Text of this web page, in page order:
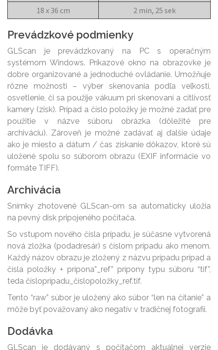
18 x 36 cm
2 min, 25 sek
Prevádzkové podmienky
GLScan je prevádzkovaný na PC s operačným
systémom Windows. Príkazové okno na obrazovke je
dobre organizované a jednoduché ovládanie. Umožňuje
rôzne možnosti – výber skenovania podľa veľkosti,
osvetlenie, či sa použije vákuum pri skenovaní a citlivosť
kamery (zisk). Prípad a číslo položky je možné zadať pre
použitie v názve súboru obrázka (dôležité pre
archiváciu). Zároveň je možné zadávať aj ďalšie údaje
ako je miesto a dátum / čas získanie dôkazov, ktoré sú
uložené spolu so súborom obrazu (EXIF informácie vo
formáte TIFF).
Archivácia
Snímky zhotovené GLScan-om sa automaticky uložia
na pevný disk pripojeného počítača.
So vstupom nového čísla prípadu, je súčasne vytvorená
nová zložka (podadresár) s číslom prípadu ako menom.
Každý názov obrazu je zložený z názvu prípadu prípad a
čísla položky + prípona”_ref” prípony typu súboru “tif”,
teda čísloprípadu_číslopoložky_ref.tif.
Tento “raw” súbor je uložený ako súbor “len na čítanie” a
môže byť považovaný ako negatív v tradičnej fotografii.
Dodávka
GLScan je dodávaný s počítačom aktuálnej verzie